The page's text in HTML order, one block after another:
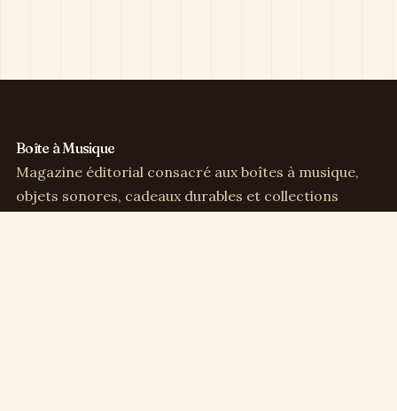
Boîte à Musique
Magazine éditorial consacré aux boîtes à musique,
objets sonores, cadeaux durables et collections